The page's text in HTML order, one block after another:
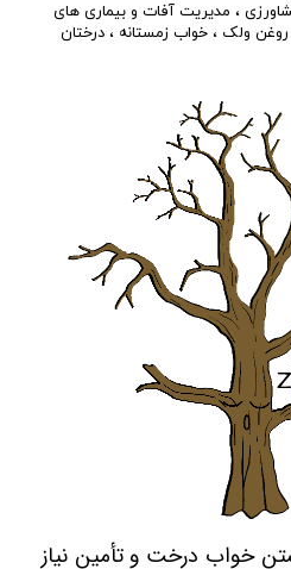
، مدیریت آفات و بیماری های
روغن ولک ، خواب زمستانه ، درختان
خواب درخت و تأمین نیاز